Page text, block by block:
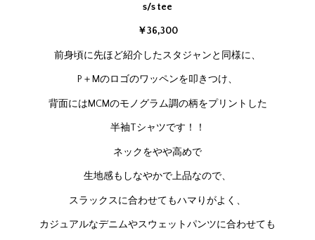
s/s tee
￥36,300
前身頃に先ほど紹介したスタジャンと同様に、
P＋Mのロゴのワッペンを叩きつけ、
背面にはMCMのモノグラム調の柄をプリントした
半袖Tシャツです！！
ネックをやや高めで
生地感もしなやかで上品なので、
スラックスに合わせてもハマりがよく、
カジュアルなデニムやスウェットパンツに合わせても